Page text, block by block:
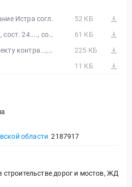
Истра согл.
52 КБ
Проект контракта, сост. 24...., сост. 24.02.2022.zip
61 КБ
Приложение к проекту контра..., сост. 24.02.2022.zip
225 КБ
11 КБ
области 2187917
дорог и мостов, ЖД